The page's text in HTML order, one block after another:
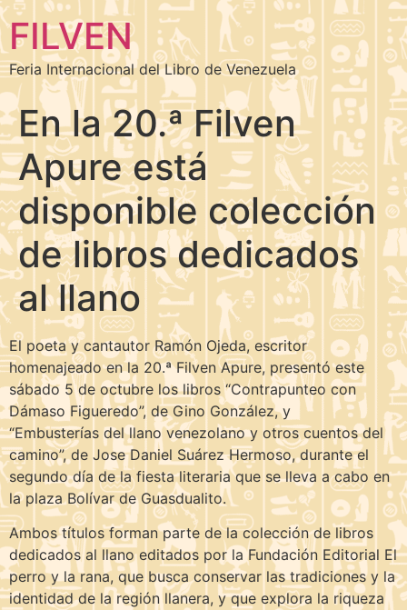
FILVEN
Feria Internacional del Libro de Venezuela
En la 20.ª Filven
Apure está
disponible colección
de libros dedicados
al llano
El poeta y cantautor Ramón Ojeda, escritor
homenajeado en la 20.ª Filven Apure, presentó este
sábado 5 de octubre los libros “Contrapunteo con
Dámaso Figueredo”, de Gino González, y
“Embusterías del llano venezolano y otros cuentos del
camino”, de Jose Daniel Suárez Hermoso, durante el
segundo día de la fiesta literaria que se lleva a cabo en
la plaza Bolívar de Guasdualito.
Ambos títulos forman parte de la colección de libros
dedicados al llano editados por la Fundación Editorial El
perro y la rana, que busca conservar las tradiciones y la
identidad de la región llanera, y que explora la riqueza